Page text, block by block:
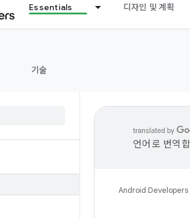
Essentials 디자인 및 계획
기술
언어로 번역
Android Developers